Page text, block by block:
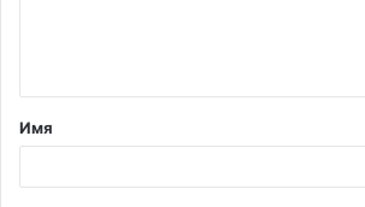
т
а
Имя